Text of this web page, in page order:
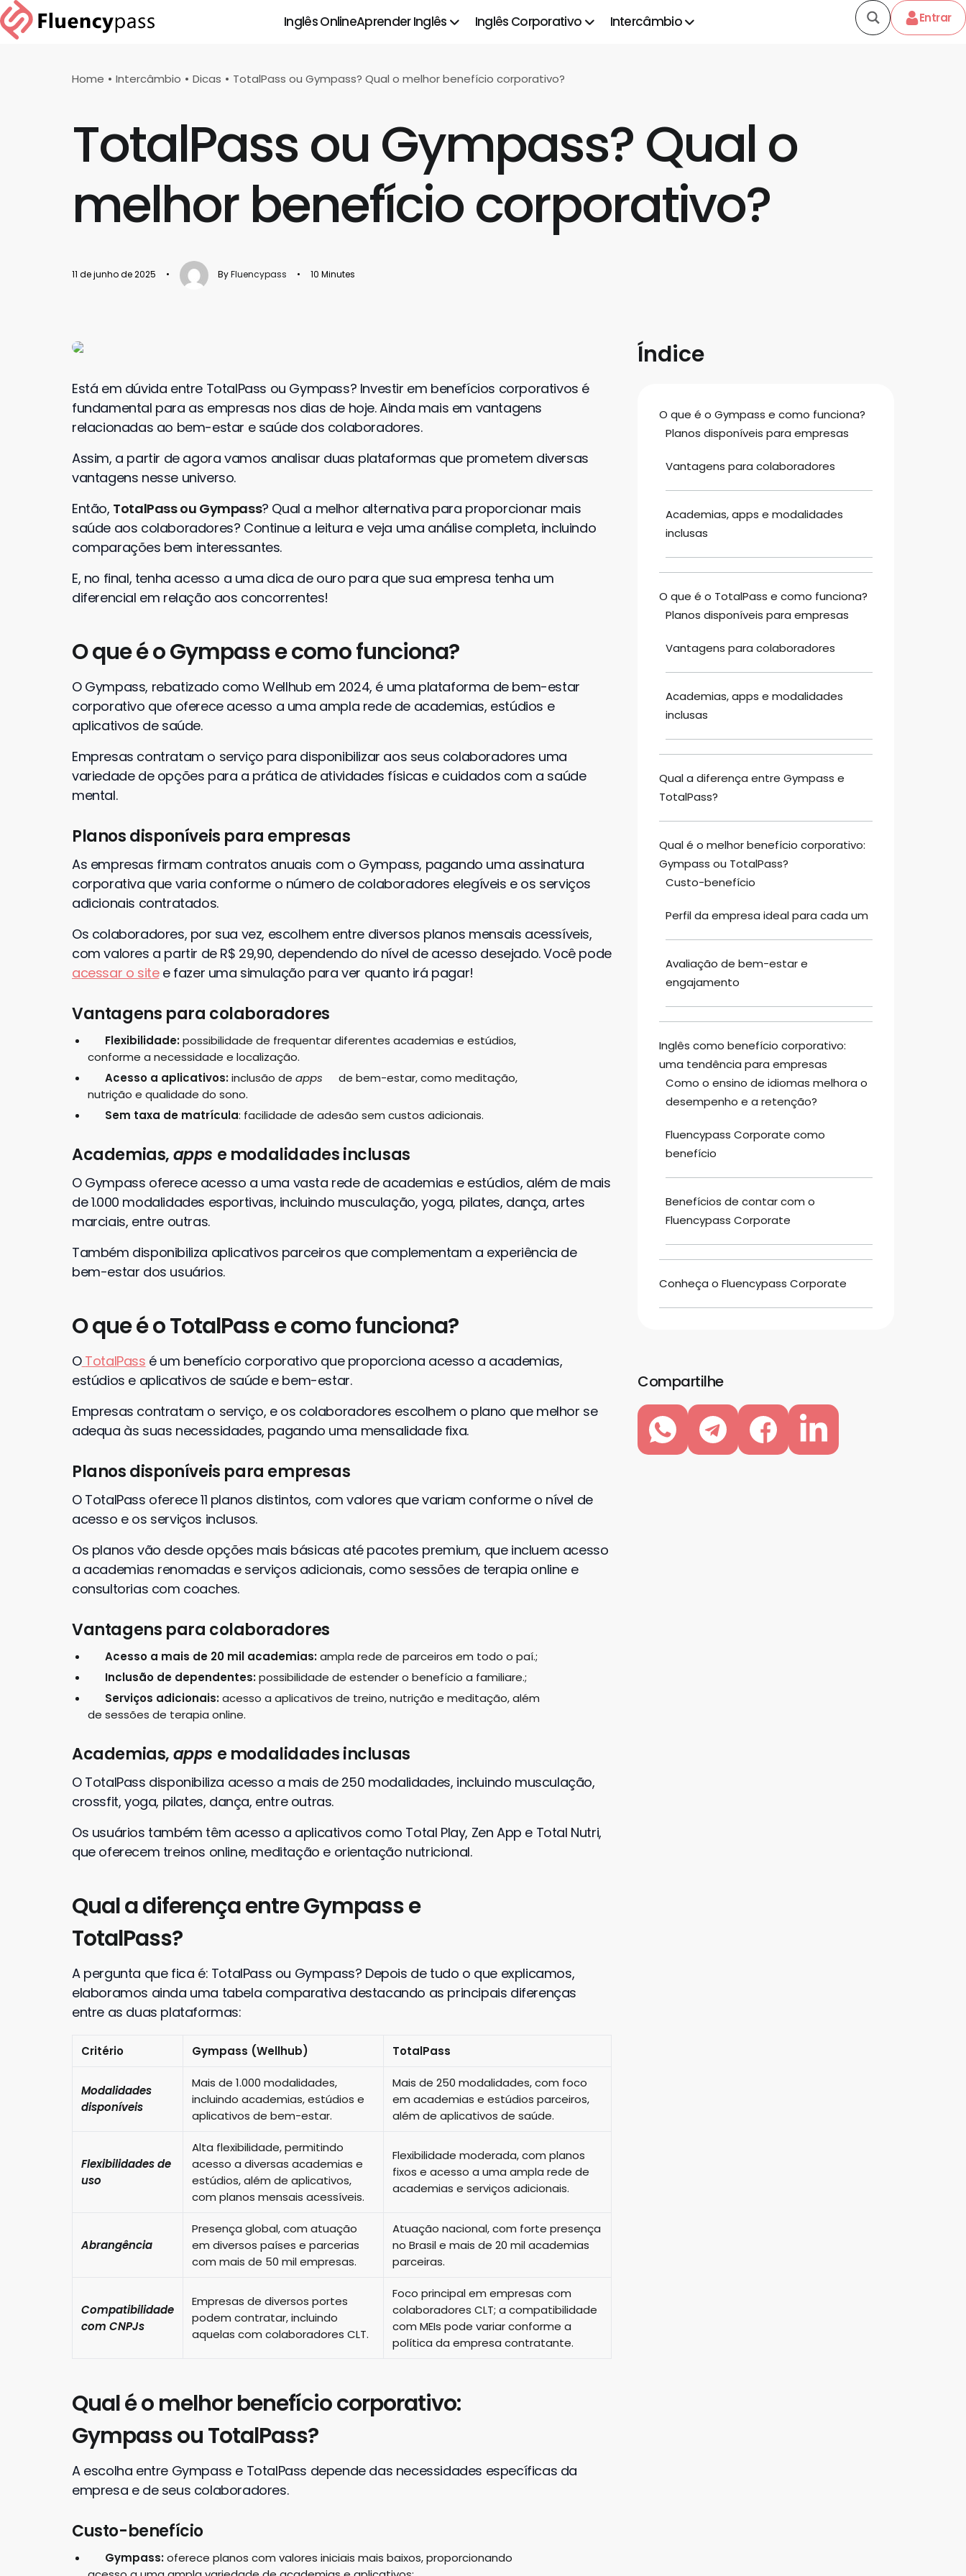
Inglês OnlineAprender Inglês Inglês Corporativo Intercâmbio Entrar
Home Intercâmbio Dicas TotalPass ou Gympass? Qual o melhor benefício corporativo?
TotalPass ou Gympass? Qual o
melhor benefício corporativo?
11 de junho de 2025 • ByFluencypass • 10 Minutes
Está em dúvida entre TotalPass ou Gympass? Investir em benefícios corporativos é
fundamental para as empresas nos dias de hoje. Ainda mais em vantagens
relacionadas ao bem-estar e saúde dos colaboradores.
Assim, a partir de agora vamos analisar duas plataformas que prometem diversas
vantagens nesse universo.
Então, TotalPass ou Gympass? Qual a melhor alternativa para proporcionar mais
saúde aos colaboradores? Continue a leitura e veja uma análise completa, incluindo
comparações bem interessantes.
E, no final, tenha acesso a uma dica de ouro para que sua empresa tenha um
diferencial em relação aos concorrentes!
O que é o Gympass e como funciona?
O Gympass, rebatizado como Wellhub em 2024, é uma plataforma de bem-estar
corporativo que oferece acesso a uma ampla rede de academias, estúdios e
aplicativos de saúde.
Empresas contratam o serviço para disponibilizar aos seus colaboradores uma
variedade de opções para a prática de atividades físicas e cuidados com a saúde
mental.
Planos disponíveis para empresas
As empresas firmam contratos anuais com o Gympass, pagando uma assinatura
corporativa que varia conforme o número de colaboradores elegíveis e os serviços
adicionais contratados.
Os colaboradores, por sua vez, escolhem entre diversos planos mensais acessíveis,
com valores a partir de R$ 29,90, dependendo do nível de acesso desejado. Você pode
acessar o sitee fazer uma simulação para ver quanto irá pagar!
Vantagens para colaboradores
Flexibilidade:possibilidade de frequentar diferentes academias e estúdios,
conforme a necessidade e localização.
Acesso a aplicativos:inclusão de apps
de bem-estar, como meditação,
nutrição e qualidade do sono.
Sem taxa de matrícula: facilidade de adesão sem custos adicionais.
Academias,apps e modalidades inclusas
O Gympass oferece acesso a uma vasta rede de academias e estúdios, além de mais
de 1.000 modalidades esportivas, incluindo musculação, yoga, pilates, dança, artes
marciais, entre outras.
Também disponibiliza aplicativos parceiros que complementam a experiência de
bem-estar dos usuários.
O que é o TotalPass e como funciona?
O TotalPass é um benefício corporativo que proporciona acesso a academias,
estúdios e aplicativos de saúde e bem-estar.
Empresas contratam o serviço, e os colaboradores escolhem o plano que melhor se
adequa às suas necessidades, pagando uma mensalidade fixa.
Planos disponíveis para empresas
O TotalPass oferece 11 planos distintos, com valores que variam conforme o nível de
acesso e os serviços inclusos.
Os planos vão desde opções mais básicas até pacotes premium, que incluem acesso
a academias renomadas e serviços adicionais, como sessões de terapia online e
consultorias com coaches.
Vantagens para colaboradores
Acesso a mais de 20 mil academias:ampla rede de parceiros em todo o paí.;
Inclusão de dependentes:possibilidade de estender o benefício a familiare.;
Serviços adicionais:acesso a aplicativos de treino, nutrição e meditação, além
de sessões de terapia online.
Academias,apps e modalidades inclusas
O TotalPass disponibiliza acesso a mais de 250 modalidades, incluindo musculação,
crossfit, yoga, pilates, dança, entre outras.
Os usuários também têm acesso a aplicativos como Total Play, Zen App e Total Nutri,
que oferecem treinos online, meditação e orientação nutricional.
Qual a diferença entre Gympass e
TotalPass?
A pergunta que fica é: TotalPass ou Gympass? Depois de tudo o que explicamos,
elaboramos ainda uma tabela comparativa destacando as principais diferenças
entre as duas plataformas:
Critério Gympass (Wellhub) TotalPass
Modalidades
disponíveis
Mais de 1.000 modalidades,
incluindo academias, estúdios e
aplicativos de bem-estar.
Mais de 250 modalidades, com foco
em academias e estúdios parceiros,
além de aplicativos de saúde.
Flexibilidades de
uso
Alta flexibilidade, permitindo
acesso a diversas academias e
estúdios, além de aplicativos,
com planos mensais acessíveis.
Flexibilidade moderada, com planos
fixos e acesso a uma ampla rede de
academias e serviços adicionais.
Abrangência
Presença global, com atuação
em diversos países e parcerias
com mais de 50 mil empresas.
Atuação nacional, com forte presença
no Brasil e mais de 20 mil academias
parceiras.
Compatibilidade
com CNPJs
Empresas de diversos portes
podem contratar, incluindo
aquelas com colaboradores CLT.
Foco principal em empresas com
colaboradores CLT; a compatibilidade
com MEIs pode variar conforme a
política da empresa contratante.
Qual é o melhor benefício corporativo:
Gympass ou TotalPass?
A escolha entre Gympass e TotalPass depende das necessidades específicas da
empresa e de seus colaboradores.
Custo-benefício
Gympass:oferece planos com valores iniciais mais baixos, proporcionando
Índice
O que é o Gympass e como funciona?
Planos disponíveis para empresas
Vantagens para colaboradores
Academias, apps e modalidades
inclusas
O que é o TotalPass e como funciona?
Planos disponíveis para empresas
Vantagens para colaboradores
Academias, apps e modalidades
inclusas
Qual a diferença entre Gympass e
TotalPass?
Qual é o melhor benefício corporativo:
Gympass ou TotalPass?
Custo-benefício
Perfil da empresa ideal para cada um
Avaliação de bem-estar e
engajamento
Inglês como benefício corporativo:
uma tendência para empresas
Como o ensino de idiomas melhora o
desempenho e a retenção?
Fluencypass Corporate como
benefício
Benefícios de contar com o
Fluencypass Corporate
Conheça o Fluencypass Corporate
Compartilhe